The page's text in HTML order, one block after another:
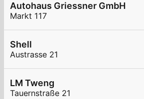
Autohaus Griessner GmbH
Markt 117
Shell
Austrasse 21
LM Tweng
Tauernstraße 21